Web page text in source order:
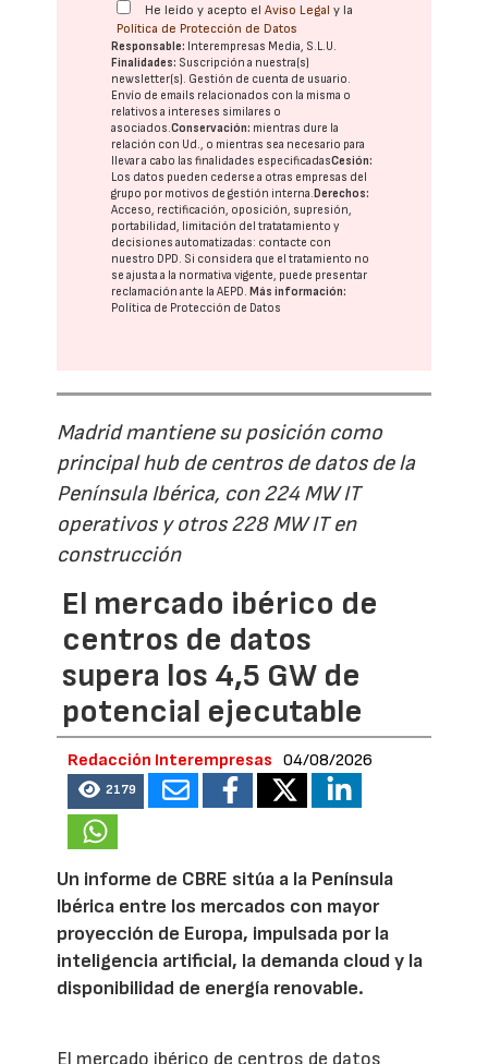
He leído y acepto elAviso Legal y la
Política de Protección de Datos
Responsable: Interempresas Media, S.L.U.
Finalidades: Suscripción a nuestra(s)
newsletter(s). Gestión de cuenta de usuario.
Envío de emails relacionados con la misma o
relativos a intereses similares o
asociados.Conservación: mientras dure la
relación con Ud., o mientras sea necesario para
llevar a cabo las finalidades especificadasCesión:
Los datos pueden cederse a otras empresas del
grupo por motivos de gestión interna.Derechos:
Acceso, rectificación, oposición, supresión,
portabilidad, limitación del tratatamiento y
decisiones automatizadas: contacte con
nuestro DPD . Si considera que el tratamiento no
se ajusta a la normativa vigente, puede presentar
reclamación ante laAEPD .Más información:
Política de Protección de Datos
Madrid mantiene su posición como
principal hub de centros de datos de la
Península Ibérica, con 224 MW IT
operativos y otros 228 MW IT en
construcción
El mercado ibérico de
centros de datos
supera los 4,5 GW de
potencial ejecutable
Redacción Interempresas 04/08/2026
2179
Un informe de CBRE sitúa a la Península
Ibérica entre los mercados con mayor
proyección de Europa, impulsada por la
inteligencia artificial, la demanda cloud y la
disponibilidad de energía renovable.
El mercado ibérico de centros de datos